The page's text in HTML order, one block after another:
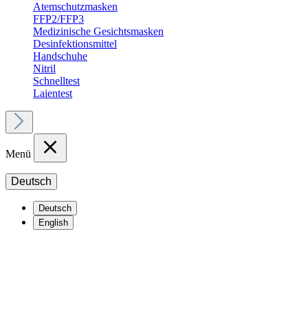
Atemschutzmasken
FFP2/FFP3
Medizinische Gesichtsmasken
Desinfektionsmittel
Handschuhe
Nitril
Schnelltest
Laientest
Menü
Deutsch
Deutsch
English